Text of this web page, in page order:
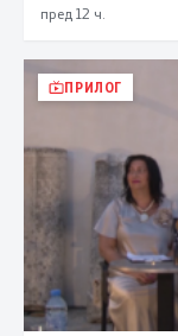
пред 12 ч.
ПРИЛОГ